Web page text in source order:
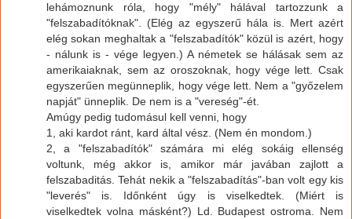
lehámoznunk róla, hogy "mély" hálával tartozzunk a
"felszabadítóknak". (Elég az egyszerű hála is. Mert azért
elég sokan meghaltak a "felszabadítók" közül is azért, hogy
- nálunk is - vége legyen.) A németek se hálásak sem az
amerikaiaknak, sem az oroszoknak, hogy vége lett. Csak
egyszerűen megünneplik, hogy vége lett. Nem a "győzelem
napját" ünneplik. De nem is a "vereség"-ét.
Amúgy pedig tudomásul kell venni, hogy
1, aki kardot ránt, kard által vész. (Nem én mondom.)
2, a "felszabadítók" számára mi elég sokáig ellenség
voltunk, még akkor is, amikor már javában zajlott a
felszabaditás. Tehát nekik a "felszabadítás"-ban volt egy kis
"leverés" is. Időnként úgy is viselkedtek. (Miért is
viselkedtek volna másként?) Ld. Budapest ostroma. Nem